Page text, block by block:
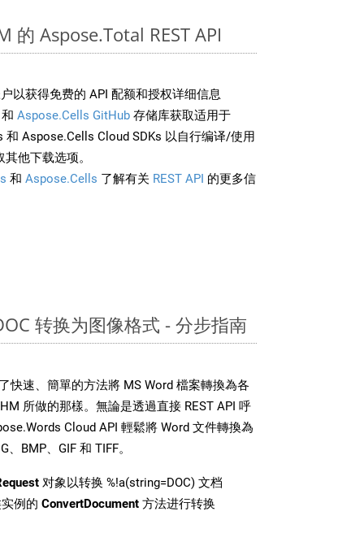
的 Aspose.Total REST API
以获得免费的 API 配额和授权详细信息
和 Aspose.Cells GitHub 存储库获取适用于
和 Aspose.Cells Cloud SDKs 以自行编译/使用
其他下载选项。
和 Aspose.Cells 了解有关 REST API 的更多信
转换为图像格式 - 分步指南
快速、簡單的方法將 MS Word 檔案轉換為各
所做的那樣。無論是透過直接 REST API 呼
Cloud API 輕鬆將 Word 文件轉換為
BMP、GIF 和 TIFF。
对象以转换 %!a(string=DOC) 文档
例的 ConvertDocument 方法进行转换